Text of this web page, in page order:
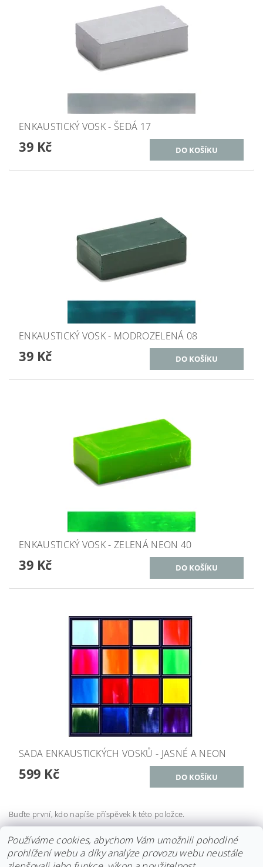
ENKAUSTICKÝ VOSK - ŠEDÁ 17
39 Kč
ENKAUSTICKÝ VOSK - MODROZELENÁ 08
39 Kč
ENKAUSTICKÝ VOSK - ZELENÁ NEON 40
39 Kč
SADA ENKAUSTICKÝCH VOSKŮ - JASNÉ A NEON
599 Kč
Buďte první, kdo napíše příspěvek k této položce.
Přidat komentář
Používáme cookies, abychom Vám umožnili pohodlné
prohlížení webu a díky analýze provozu webu neustále